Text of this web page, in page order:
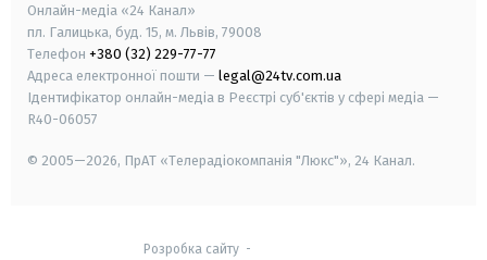
Онлайн-медіа «24 Канал»
пл. Галицька, буд. 15, м. Львів, 79008
Телефон +380 (32) 229-77-77
Адреса електронної пошти — legal@24tv.com.ua
Ідентифікатор онлайн-медіа в Реєстрі суб'єктів у сфері медіа —
R40-06057
© 2005—2026, ПрАТ «Телерадіокомпанія "Люкс"», 24 Канал.
Розробка сайту-